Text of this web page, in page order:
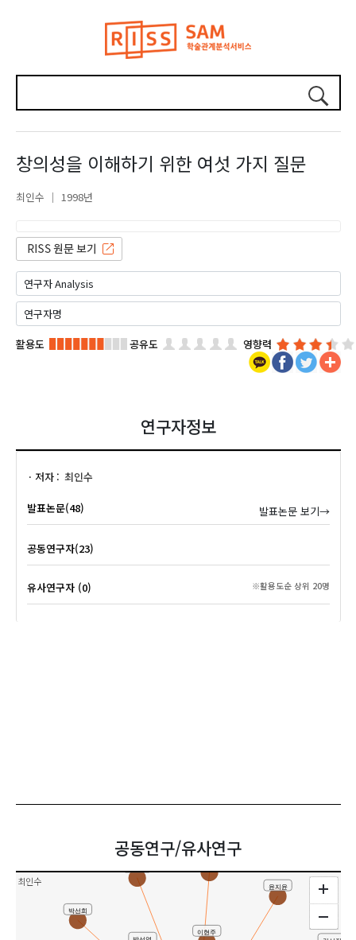
창의성을 이해하기 위한 여섯 가지 질문
최인수 1998년
활용도 공유도 영향력
연구자정보
저자 최인수
발표논문(48) 발표논문 보기→
공동연구자(23)
유사연구자 (0) ※활용도순 상위 20명
공동연구/유사연구
최인수
박선희
윤지윤
이현주